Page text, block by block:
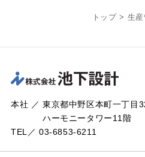
トップ > 生
本社 ／ 東京都中野区本町一丁目
ハーモニータワー11階
TEL／ 03-6853-6211